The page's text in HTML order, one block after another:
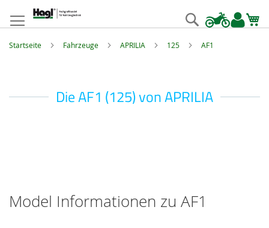
springen
Suche
Startseite Fahrzeuge APRILIA 125 AF1
Die AF1 (125) von APRILIA
Model Informationen zu AF1